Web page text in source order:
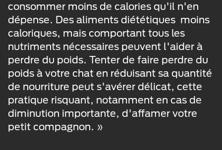
consommer moins de calories qu'il n'en
dépense. Des aliments diététiques moins
caloriques, mais comportant tous les
nutriments nécessaires peuvent l'aider à
perdre du poids. Tenter de faire perdre du
poids à votre chat en réduisant sa quantité
de nourriture peut s'avérer délicat, cette
pratique risquant, notamment en cas de
diminution importante, d'affamer votre
petit compagnon. »